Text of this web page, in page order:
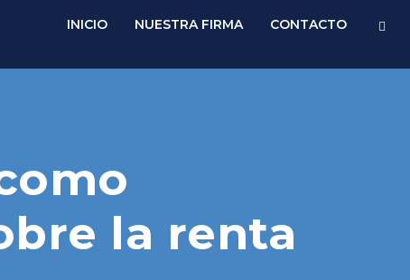
INICIO NUESTRA FIRMA CONTACTO
la renta